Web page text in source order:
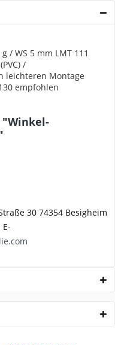
/ WS 5 mm LMT 111
/
leichteren Montage
empfohlen
30 74354 Besigheim